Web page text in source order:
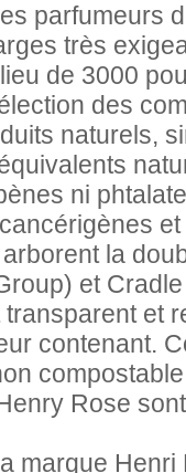
parfumeurs
très
de 3000
des
naturels,
ni
la
et
et
contenant.
Rose
marque Henri